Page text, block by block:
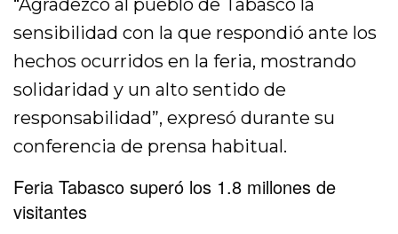
“Agradezco al pueblo de Tabasco la
sensibilidad con la que respondió ante los
hechos ocurridos en la feria, mostrando
solidaridad y un alto sentido de
responsabilidad”, expresó durante su
conferencia de prensa habitual.
Feria Tabasco superó los 1.8 millones de
visitantes